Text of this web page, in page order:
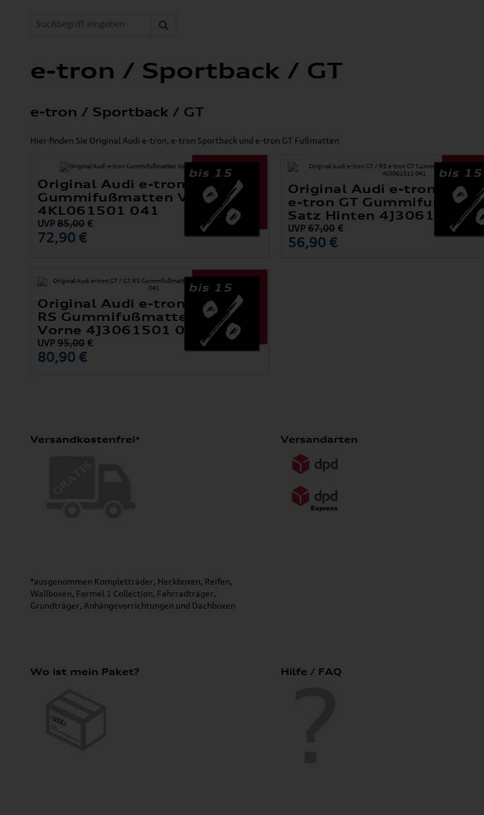
e-tron / Sportback / GT
e-tron / Sportback / GT
Hier finden Sie Original Audi e-tron, e-tron Sportback und e-tron GT Fußmatten
bis 15
Original Audi e-tron
Gummifußmatten Vorne
4KL061501 041
UVP85,00 €
72,90 €
bis 15
Original Audi e-tron GT /
e-tron GT
Satz Hinten 4J3061511
UVP67,00 €
56,90 €
bis 15
Original Audi e-tron GT / GT
RS Gummifußmatten Satz
Vorne 4J3061501 041
UVP95,00 €
80,90 €
Versandkostenfrei*
*ausgenommen Kompletträder, Heckboxen, Reifen,
Wallboxen, Formel 1 Collection, Fahrradträger,
Grundträger, Anhängevorrichtungen und Dachboxen
Versandarten
Wo ist mein Paket? Hilfe / FAQ